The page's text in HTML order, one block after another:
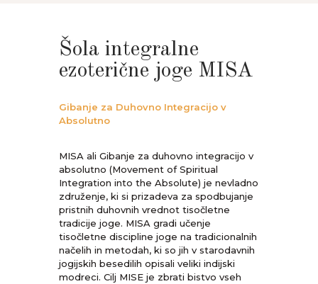
Šola integralne
ezoterične joge MISA
Gibanje za Duhovno Integracijo v
Absolutno
MISA ali Gibanje za duhovno integracijo v
absolutno (Movement of Spiritual
Integration into the Absolute) je nevladno
združenje, ki si prizadeva za spodbujanje
pristnih duhovnih vrednot tisočletne
tradicije joge. MISA gradi učenje
tisočletne discipline joge na tradicionalnih
načelih in metodah, ki so jih v starodavnih
jogijskih besedilih opisali veliki indijski
modreci. Cilj MISE je zbrati bistvo vseh